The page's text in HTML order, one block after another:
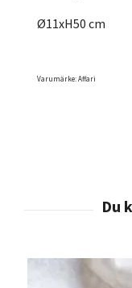
Ø11xH50 cm
Varumärke: Affari